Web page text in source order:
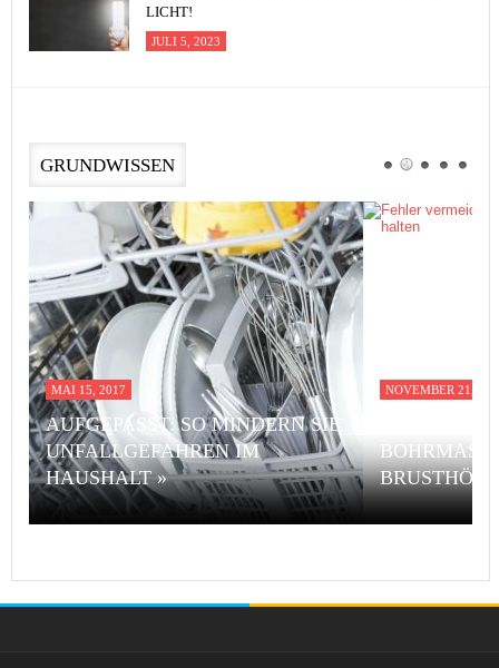
LICHT!
JULI 5, 2023
GRUNDWISSEN
MAI 15, 2017
AUFGEPASST: SO MINDERN SIE
UNFALLGEFAHREN IM
HAUSHALT »
NOVEMBER 21,